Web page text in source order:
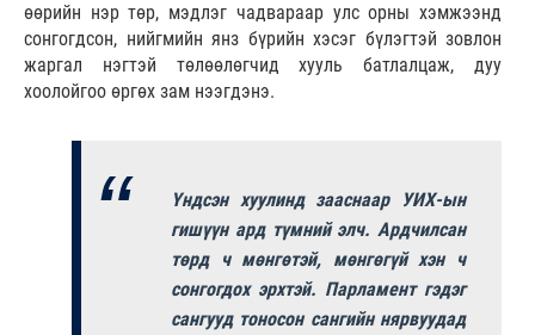
өөрийн нэр төр, мэдлэг чадвараар улс орны хэмжээнд
сонгогдсон, нийгмийн янз бүрийн хэсэг бүлэгтэй зовлон
жаргал нэгтэй төлөөлөгчид хууль батлалцаж, дуу
хоолойгоо өргөх зам нээгдэнэ.
Үндсэн хуулинд зааснаар УИХ-ын
гишүүн ард түмний элч. Ардчилсан
төрд ч мөнгөтэй, мөнгөгүй хэн ч
сонгогдох эрхтэй. Парламент гэдэг
сангууд тоносон сангийн нярвуудад